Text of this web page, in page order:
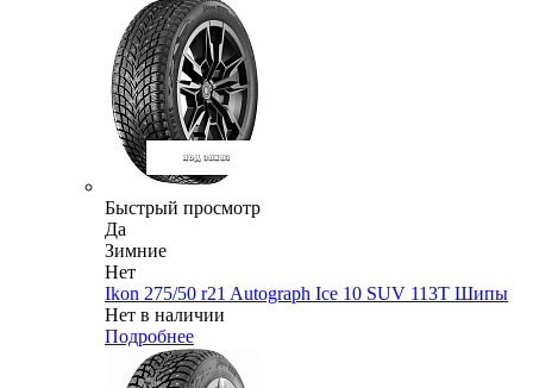
Быстрый просмотр
Да
Зимние
Нет
Ikon 275/50 r21 Autograph Ice 10 SUV 113T Шипы
Нет в наличии
Подробнее